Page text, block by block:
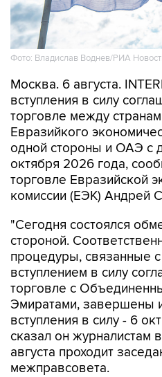
Фото: Владислав Воднев/РИА
Москва. 6 августа.
вступления в силу
торговле между
Евразийкого
одной стороны и ОАЭ с
октября 2026 года,
торговле Евразийской
комиссии (ЕЭК) Андрей
"Сегодня состоялся
стороной.
процедуры, связанные
вступлением в силу
торговле с
Эмиратами, завершены
вступления в силу - 6
сказал он журналистам
августа проходит
межправсовета.